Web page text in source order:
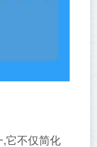
它不仅简化